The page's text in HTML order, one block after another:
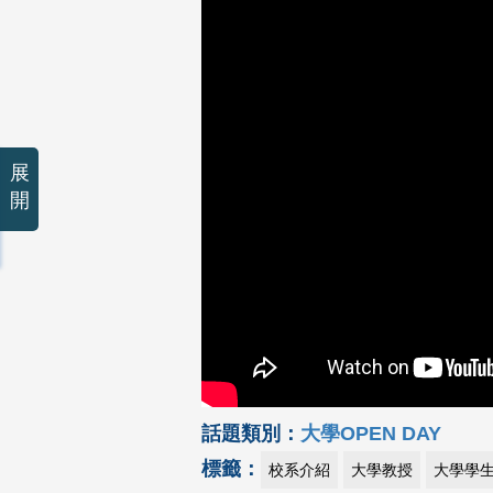
話題類別： 大學OPEN DAY
標籤：
校系介紹 大學教授 大學學生
展
開